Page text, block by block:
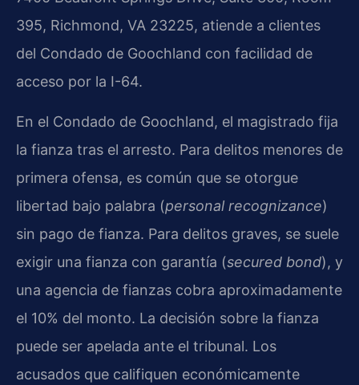
395, Richmond, VA 23225, atiende a clientes
del Condado de Goochland con facilidad de
acceso por la I-64.
En el Condado de Goochland, el magistrado fija
la fianza tras el arresto. Para delitos menores de
primera ofensa, es común que se otorgue
libertad bajo palabra (personal recognizance)
sin pago de fianza. Para delitos graves, se suele
exigir una fianza con garantía (secured bond), y
una agencia de fianzas cobra aproximadamente
el 10% del monto. La decisión sobre la fianza
puede ser apelada ante el tribunal. Los
acusados que califiquen económicamente